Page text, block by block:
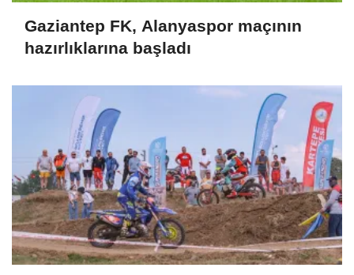
Gaziantep FK, Alanyaspor maçının
hazırlıklarına başladı